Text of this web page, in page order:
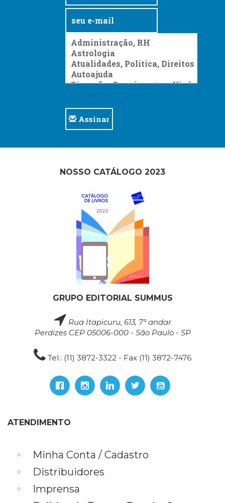
Assinar
NOSSO CATÁLOGO 2023
GRUPO EDITORIAL SUMMUS
Rua Itapicuru, 613, 7° andar
Perdizes CEP 05006-000 - São Paulo - SP
Tel.: (11) 3872-3322 - Fax (11) 3872-7476
ATENDIMENTO
Minha Conta / Cadastro
Distribuidores
Imprensa